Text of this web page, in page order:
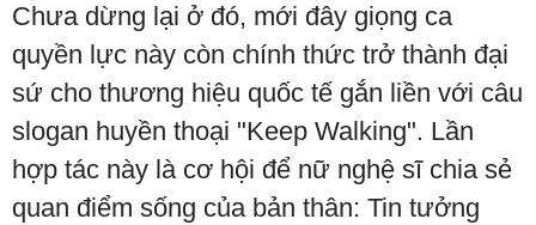
Chưa dừng lại ở đó, mới đây giọng ca
quyền lực này còn chính thức trở thành đại
sứ cho thương hiệu quốc tế gắn liền với câu
slogan huyền thoại "Keep Walking". Lần
hợp tác này là cơ hội để nữ nghệ sĩ chia sẻ
quan điểm sống của bản thân: Tin tưởng